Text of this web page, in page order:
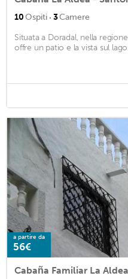
10Ospiti · 3Camere
Situata a Doradal, nella
offre un patio e la vista sul
a partire da
56€
Cabaña Familiar La